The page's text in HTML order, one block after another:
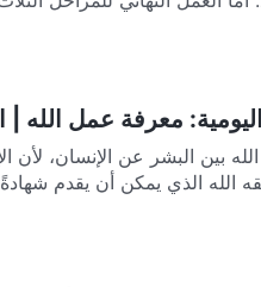
معرفة عمل الله |
بين البشر عن الإنسان،
الله الذي يمكن أن يقدم